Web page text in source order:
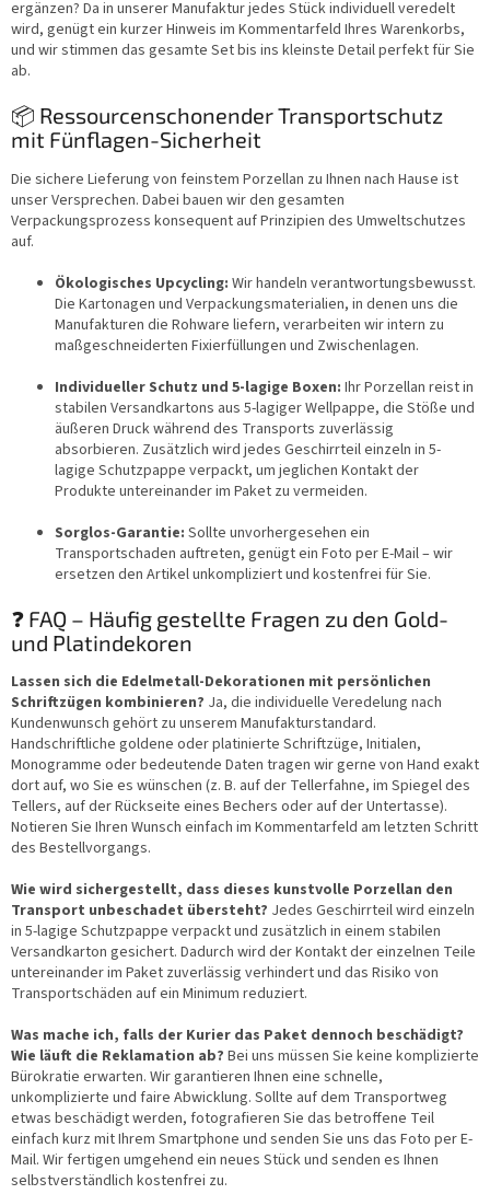
ergänzen? Da in unserer Manufaktur jedes Stück individuell veredelt
wird, genügt ein kurzer Hinweis im Kommentarfeld Ihres Warenkorbs,
und wir stimmen das gesamte Set bis ins kleinste Detail perfekt für Sie
ab.
📦 Ressourcenschonender Transportschutz
mit Fünflagen-Sicherheit
Die sichere Lieferung von feinstem Porzellan zu Ihnen nach Hause ist
unser Versprechen. Dabei bauen wir den gesamten
Verpackungsprozess konsequent auf Prinzipien des Umweltschutzes
auf.
Ökologisches Upcycling: Wir handeln verantwortungsbewusst.
Die Kartonagen und Verpackungsmaterialien, in denen uns die
Manufakturen die Rohware liefern, verarbeiten wir intern zu
maßgeschneiderten Fixierfüllungen und Zwischenlagen.
Individueller Schutz und 5-lagige Boxen: Ihr Porzellan reist in
stabilen Versandkartons aus 5-lagiger Wellpappe, die Stöße und
äußeren Druck während des Transports zuverlässig
absorbieren. Zusätzlich wird jedes Geschirrteil einzeln in 5-
lagige Schutzpappe verpackt, um jeglichen Kontakt der
Produkte untereinander im Paket zu vermeiden.
Sorglos-Garantie: Sollte unvorhergesehen ein
Transportschaden auftreten, genügt ein Foto per E-Mail – wir
ersetzen den Artikel unkompliziert und kostenfrei für Sie.
❓ FAQ – Häufig gestellte Fragen zu den Gold-
und Platindekoren
Lassen sich die Edelmetall-Dekorationen mit persönlichen
Schriftzügen kombinieren? Ja, die individuelle Veredelung nach
Kundenwunsch gehört zu unserem Manufakturstandard.
Handschriftliche goldene oder platinierte Schriftzüge, Initialen,
Monogramme oder bedeutende Daten tragen wir gerne von Hand exakt
dort auf, wo Sie es wünschen (z. B. auf der Tellerfahne, im Spiegel des
Tellers, auf der Rückseite eines Bechers oder auf der Untertasse).
Notieren Sie Ihren Wunsch einfach im Kommentarfeld am letzten Schritt
des Bestellvorgangs.
Wie wird sichergestellt, dass dieses kunstvolle Porzellan den
Transport unbeschadet übersteht? Jedes Geschirrteil wird einzeln
in 5-lagige Schutzpappe verpackt und zusätzlich in einem stabilen
Versandkarton gesichert. Dadurch wird der Kontakt der einzelnen Teile
untereinander im Paket zuverlässig verhindert und das Risiko von
Transportschäden auf ein Minimum reduziert.
Was mache ich, falls der Kurier das Paket dennoch beschädigt?
Wie läuft die Reklamation ab? Bei uns müssen Sie keine komplizierte
Bürokratie erwarten. Wir garantieren Ihnen eine schnelle,
unkomplizierte und faire Abwicklung. Sollte auf dem Transportweg
etwas beschädigt werden, fotografieren Sie das betroffene Teil
einfach kurz mit Ihrem Smartphone und senden Sie uns das Foto per E-
Mail. Wir fertigen umgehend ein neues Stück und senden es Ihnen
selbstverständlich kostenfrei zu.